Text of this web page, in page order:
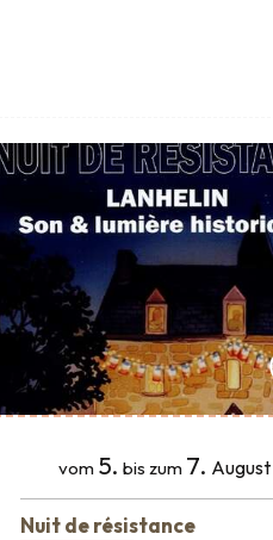
vom 5. bis zum 7. August
Nuit de résistance